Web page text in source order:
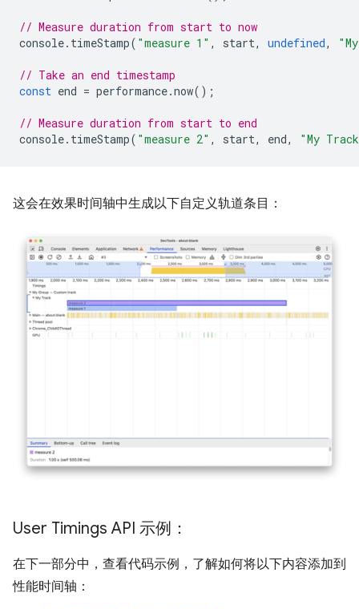
// Measure duration from start to now
console. timeStamp( "measure 1" , start, undefined,
// Take an end timestamp
const end = performance.now();
// Measure duration from start to end
console. timeStamp( "measure 2" , start, end, "My
这会在效果时间轴中生成以下自定义轨道条目：
User Timings API 示例：
在下一部分中，查看代码示例，了解如何将以下内容添加到
性能时间轴：